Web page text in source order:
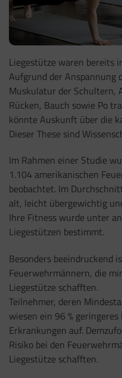
Liegestütze waren bereits
Aufgrund der Anspannung
Muskulatur der Schultern,
Rücken, Bauch sowie Po
könnte Auskunft über die
Dieser These sind
Im Rahmen einer Studie
1.104 amerikanischen
beobachtet. Im
alt, leicht übergewichtig
Ihre Fitness wurde unter
Liegestützen bestimmt.
Besonders beeindruckend
Feuerwehrmännern, die
Liegestütze schafften.
Teilnehmer, deren
wiesen ein 96 %
Erkrankungen auf.
Risiko bei den
Liegestütze schafften.